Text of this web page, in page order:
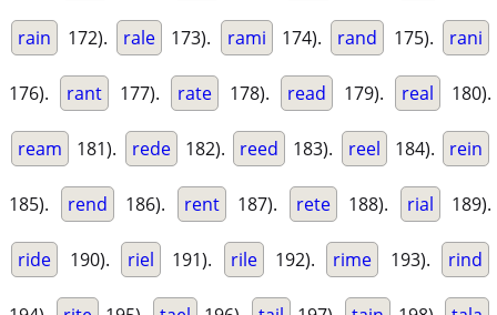
rain 172). rale 173). rami 174). rand 175). rani
176). rant 177). rate 178). read 179). real 180).
ream 181). rede 182). reed 183). reel 184). rein
185). rend 186). rent 187). rete 188). rial 189).
ride 190). riel 191). rile 192). rime 193). rind